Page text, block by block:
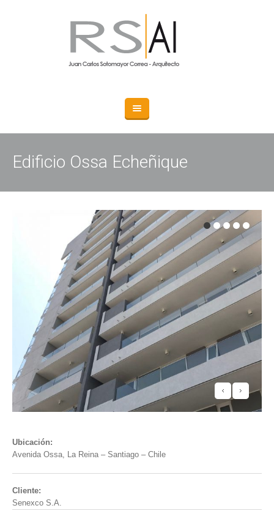
Edificio Ossa Echeñique
Ubicación:
Avenida Ossa, La Reina – Santiago – Chile
Cliente:
Senexco S.A.